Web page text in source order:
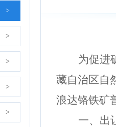
>
>
>
>
>
为促进
藏自治区自
浪达铬铁矿
一、出